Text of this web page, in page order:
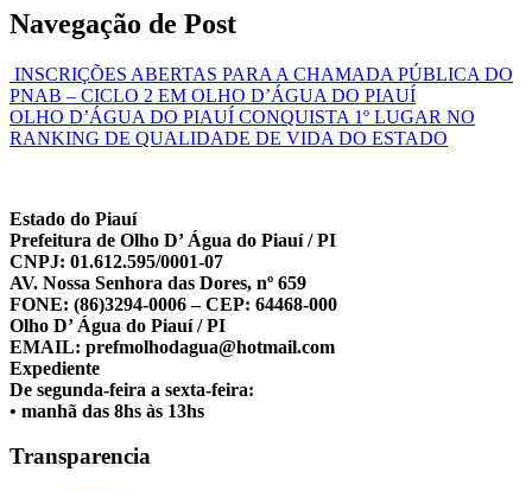
Navegação de Post
INSCRIÇÕES ABERTAS PARA A CHAMADA PÚBLICA DO
PNAB – CICLO 2 EM OLHO D’ÁGUA DO PIAUÍ
OLHO D’ÁGUA DO PIAUÍ CONQUISTA 1º LUGAR NO
RANKING DE QUALIDADE DE VIDA DO ESTADO
Estado do Piauí
Prefeitura de Olho D’ Água do Piauí / PI
CNPJ: 01.612.595/0001-07
AV. Nossa Senhora das Dores, nº 659
FONE: (86)3294-0006 – CEP: 64468-000
Olho D’ Água do Piauí / PI
EMAIL: prefmolhodagua@hotmail.com
Expediente
De segunda-feira a sexta-feira:
• manhã das 8hs às 13hs
Transparencia